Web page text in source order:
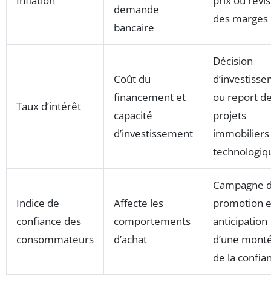
demande
bancaire
des marges
Taux d’intérêt
Coût du
financement et
capacité
d’investissement
Décision
ou report
projets
Indice de
confiance des
consommateurs
Affecte les
comportements
d’achat
Campagne
promotion
anticipation
d’une
de la